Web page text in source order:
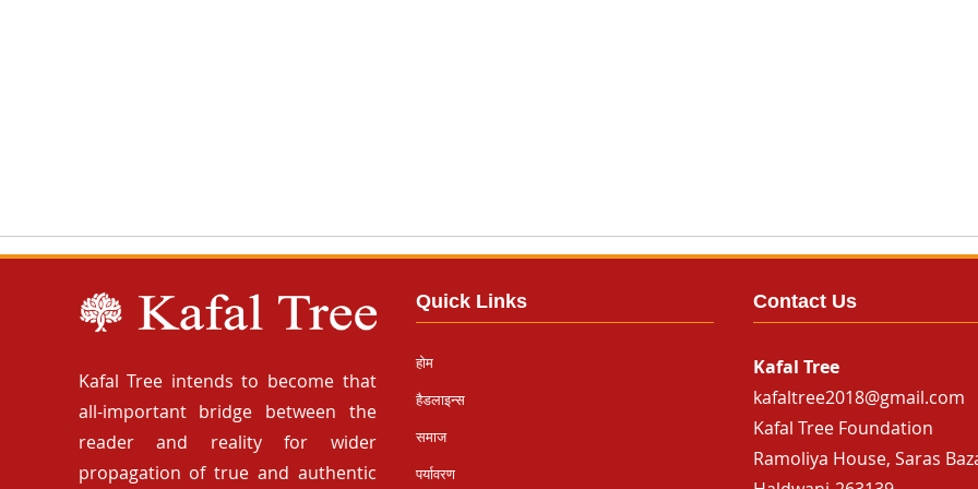
Kafal Tree intends to become that
all-important bridge between the
reader and reality for wider
propagation of true and authentic
Quick Links
होम
हैडलाइन्स
समाज
पर्यावरण
Contact Us
Kafal Tree
kafaltree2018@gmail.com
Kafal Tree Foundation
Ramoliya House, Saras